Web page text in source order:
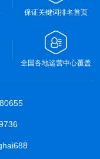
保证关键词排名首页
全国各地运营中心覆盖